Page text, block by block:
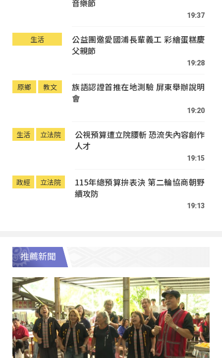
音樂節
19:37
生活
公益團邀愛國浦長輩義工 彩繪蛋糕慶
父親節
19:28
原鄉 教文
族語認證首推在地測驗 屏東舉辦說明
會
19:20
生活 立法院
公視預算遭立院腰斬 恐流失內容創作
人才
19:15
政經 立法院
115年總預算拚表決 第二輪協商朝野
續攻防
19:13
推薦新聞